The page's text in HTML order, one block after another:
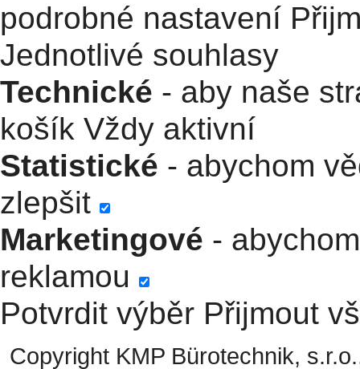
podrobné nastavení
Jednotlivé souhlasy
Technické - aby naše
košík Vždy aktivní
Statistické - abychom
zlepšit
Marketingové -
reklamou
Potvrdit výběr Přijmout
Copyright KMP Bürotechnik,